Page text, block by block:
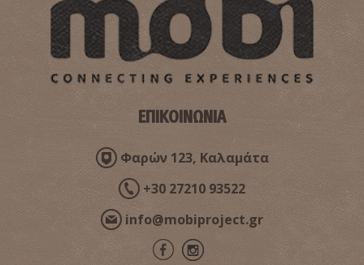
ΕΠΙΚΟΙΝΩΝΙΑ
Φαρών 123, Καλαμάτα
+30 27210 93522
info@mobiproject.gr